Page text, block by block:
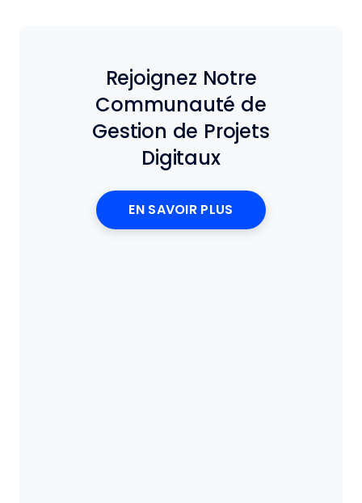
Rejoignez Notre
Communauté de
Gestion de Projets
Digitaux
EN SAVOIR PLUS